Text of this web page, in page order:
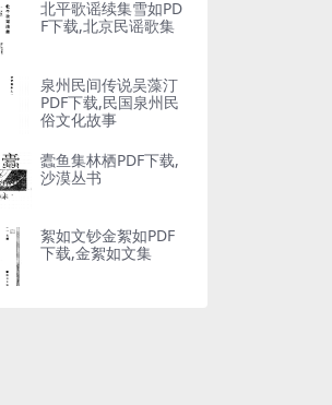
北平歌谣续集雪如PD
F下载,北京民谣歌集
泉州民间传说吴藻汀
PDF下载,民国泉州民
俗文化故事
蠹鱼集林栖PDF下载,
沙漠丛书
絮如文钞金絮如PDF
下载,金絮如文集